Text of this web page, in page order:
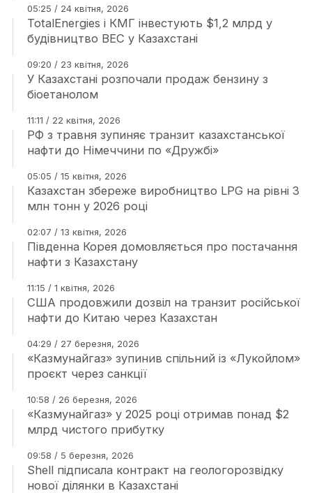
05:25 / 24 квітня, 2026
TotalEnergies і КМГ інвестують $1,2 млрд у
будівництво ВЕС у Казахстані
09:20 / 23 квітня, 2026
У Казахстані розпочали продаж бензину з
біоетанолом
11:11 / 22 квітня, 2026
РФ з травня зупиняє транзит казахстанської
нафти до Німеччини по «Дружбі»
05:05 / 15 квітня, 2026
Казахстан збереже виробництво LPG на рівні 3
млн тонн у 2026 році
02:07 / 13 квітня, 2026
Південна Корея домовляється про постачання
нафти з Казахстану
11:15 / 1 квітня, 2026
США продовжили дозвіл на транзит російської
нафти до Китаю через Казахстан
04:29 / 27 березня, 2026
«Казмунайгаз» зупинив спільний із «Лукойлом»
проєкт через санкції
10:58 / 26 березня, 2026
«Казмунайгаз» у 2025 році отримав понад $2
млрд чистого прибутку
09:58 / 5 березня, 2026
Shell підписала контракт на геологорозвідку
нової ділянки в Казахстані